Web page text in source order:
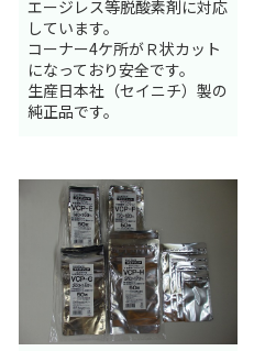
エージレス等脱酸素剤に対応
しています。
コーナー4ケ所がＲ状カット
になっており安全です。
生産日本社（セイニチ）製の
純正品です。